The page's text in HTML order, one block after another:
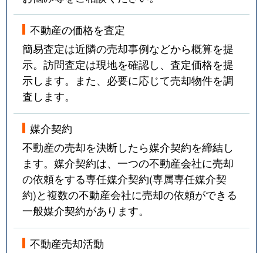
不動産の価格を査定
簡易査定は近隣の売却事例などから概算を提
示。訪問査定は現地を確認し、査定価格を提
示します。また、必要に応じて売却物件を調
査します。
媒介契約
不動産の売却を決断したら媒介契約を締結し
ます。媒介契約は、一つの不動産会社に売却
の依頼をする専任媒介契約(専属専任媒介契
約)と複数の不動産会社に売却の依頼ができる
一般媒介契約があります。
不動産売却活動